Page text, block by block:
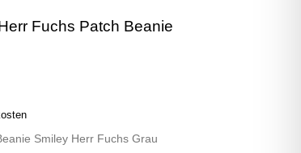
Fuchs Patch Beanie
Smiley Herr Fuchs Grau